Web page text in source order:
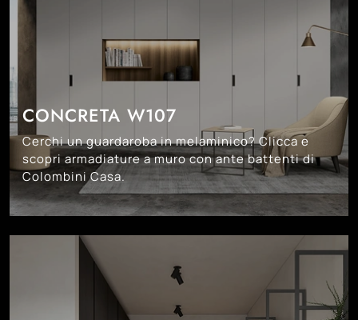
CONCRETA W107
Cerchi un guardaroba in melaminico? Clicca e
scopri armadiature a muro con ante battenti di
Colombini Casa.